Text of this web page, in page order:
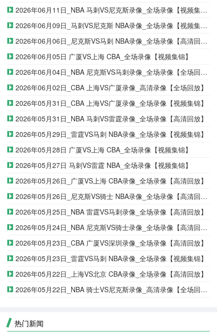
2026年06月11日_NBA 马刺VS尼克斯录像_全场录像【视频集锦】
2026年06月09日_马刺VS尼克斯 NBA录像_全场录像【视频集锦】
2026年06月06日_尼克斯VS马刺 NBA录像_全场录像【高清回放】
2026年06月05日 广厦VS上海 CBA_全场录像【视频集锦】
2026年06月04日_NBA 尼克斯VS马刺录像_全场录像【全场回放】
2026年06月02日_CBA 上海VS广厦录像_高清录像【全场回放】
2026年05月31日_CBA 上海VS广厦录像_全场录像【视频集锦】
2026年05月31日_NBA 马刺VS雷霆录像_全场录像【高清回放】
2026年05月29日_雷霆VS马刺 NBA录像_全场录像【视频集锦】
2026年05月28日 广厦VS上海 CBA_全场录像【视频集锦】
2026年05月27日 马刺VS雷霆 NBA_全场录像【视频集锦】
2026年05月26日_广厦VS上海 CBA录像_全场录像【高清回放】
2026年05月26日_尼克斯VS骑士 NBA录像_全场录像【高清回放】
2026年05月25日_NBA 雷霆VS马刺录像_全场录像【高清回放】
2026年05月24日_NBA 尼克斯VS骑士录像_全场录像【高清回放】
2026年05月23日_CBA 广厦VS深圳录像_全场录像【高清回放】
2026年05月23日_雷霆VS马刺 NBA录像_全场录像【视频集锦】
2026年05月22日_上海VS北京 CBA录像_全场录像【高清回放】
2026年05月22日_NBA 骑士VS尼克斯录像_高清录像【全场回放】
热门新闻